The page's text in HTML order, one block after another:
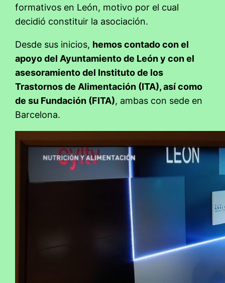
formativos en León, motivo por el cual
decidió constituir la asociación.
Desde sus inicios, hemos contado con el
apoyo del Ayuntamiento de León y con el
asesoramiento del Instituto de los
Trastornos de Alimentación (ITA), así como
de su Fundación (FITA), ambas con sede en
Barcelona.